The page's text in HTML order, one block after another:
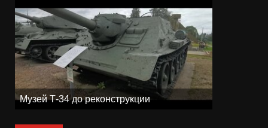
Музей Т-34 до реконструкции